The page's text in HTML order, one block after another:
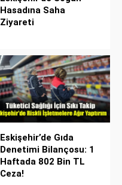
Hasadına Saha
Ziyareti
Eskişehir’de Gıda
Denetimi Bilançosu: 1
Haftada 802 Bin TL
Ceza!